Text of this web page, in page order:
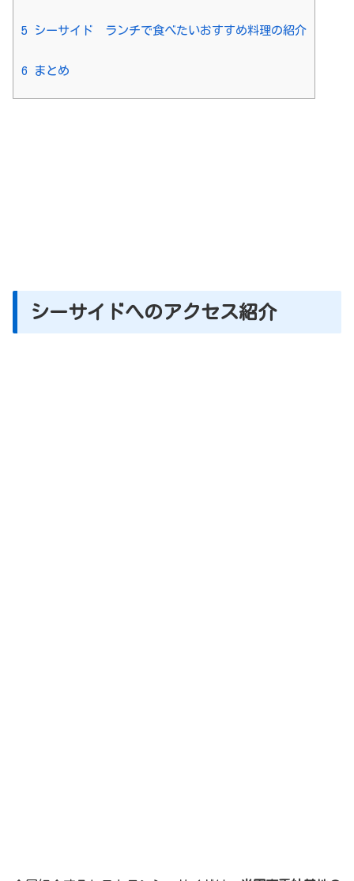
5 シーサイド ランチで食べたいおすすめ料理の紹介
6 まとめ
シーサイドへのアクセス紹介